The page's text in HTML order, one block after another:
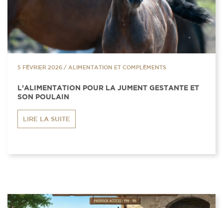
5 FÉVRIER 2026 / ALIMENTATION ET COMPLÉMENTS
L’ALIMENTATION POUR LA JUMENT GESTANTE ET
SON POULAIN
LIRE LA SUITE